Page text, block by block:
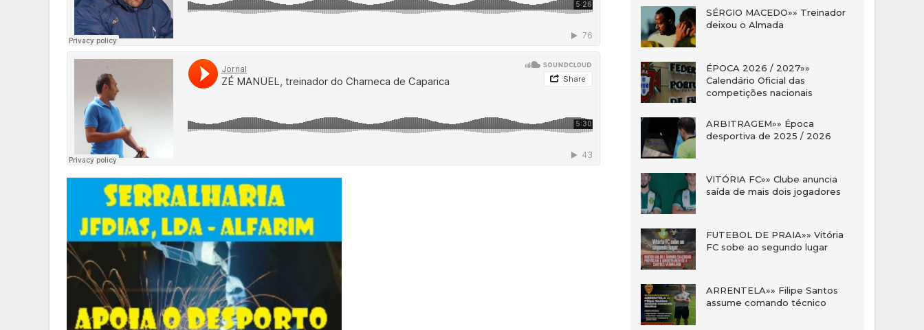
SÉRGIO MACEDO»» Treinador
deixou o Almada
ÉPOCA 2026 / 2027»»
Calendário Oficial das
competições nacionais
ARBITRAGEM»» Época
desportiva de 2025 / 2026
VITÓRIA FC»» Clube anuncia
saída de mais dois jogadores
FUTEBOL DE PRAIA»» Vitória
FC sobe ao segundo lugar
ARRENTELA»» Filipe Santos
assume comando técnico